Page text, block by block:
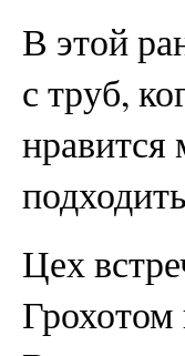
В этой
с труб,
Цех